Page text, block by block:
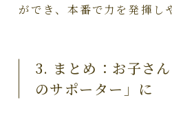
ができ、本番で力を発揮し
3. まとめ：お子さ
のサポーター」に